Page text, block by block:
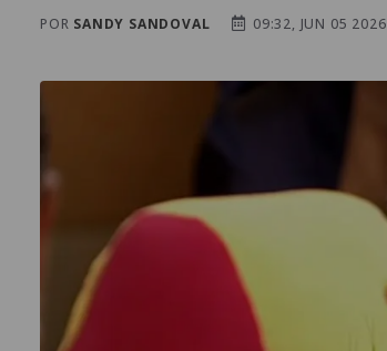
POR SANDY SANDOVAL 09:32, JUN 05 2026